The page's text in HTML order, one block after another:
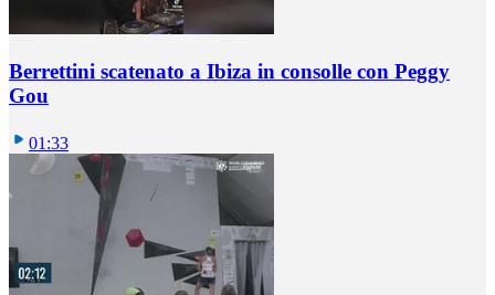
Berrettini scatenato a Ibiza in consolle con Peggy
Gou
01:33